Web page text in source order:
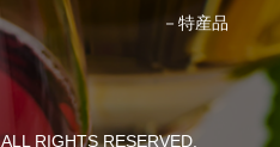
－ 特産品
ALL RIGHTS RESERVED.